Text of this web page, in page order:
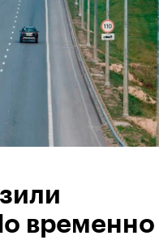
временно